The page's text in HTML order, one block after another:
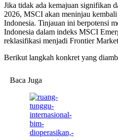
Jika tidak ada kemajuan signifikan
2026, MSCI akan meninjau kembali
Indonesia. Tinjauan ini berpotensi
Indonesia dalam indeks MSCI
reklasifikasi menjadi Frontier
Berikut langkah konkret yang
Baca Juga